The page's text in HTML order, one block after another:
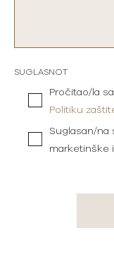
SUGLASNOT
Pročitao/la
Politiku
Suglasan/na
marketinške